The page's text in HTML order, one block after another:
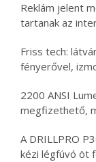
Reklám jelent
tartanak az
Friss tech:
fényerővel,
2200 ANSI
megfizethető,
A DRILLPRO
kézi légfúvó öt